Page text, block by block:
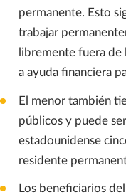
permanente. Esto
trabajar
libremente fuera
a ayuda financiera
El menor también
públicos y puede
estadounidense
residente
Los beneficiarios